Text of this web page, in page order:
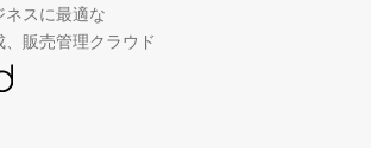
スに最適な
販売管理クラウド